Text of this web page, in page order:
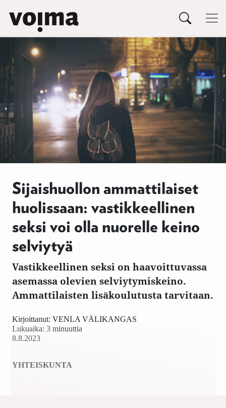
Siirry sisältöön
Päävalikko
Sijaishuollon ammattilaiset
huolissaan: vastikkeellinen
seksi voi olla nuorelle keino
selviytyä
Vastikkeellinen seksi on haavoittuvassa
asemassa olevien selviytymiskeino.
Ammattilaisten lisäkoulutusta tarvitaan.
8.8.2023
Kirjoittanut: VENLA VÄLIKANGAS
Lukuaika: 3 minuuttia
YHTEISKUNTA